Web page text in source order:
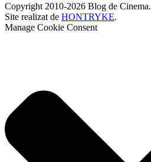
Copyright 2010-2026 Blog de Cinema.
Site realizat de HONTRYKE.
Manage Cookie Consent